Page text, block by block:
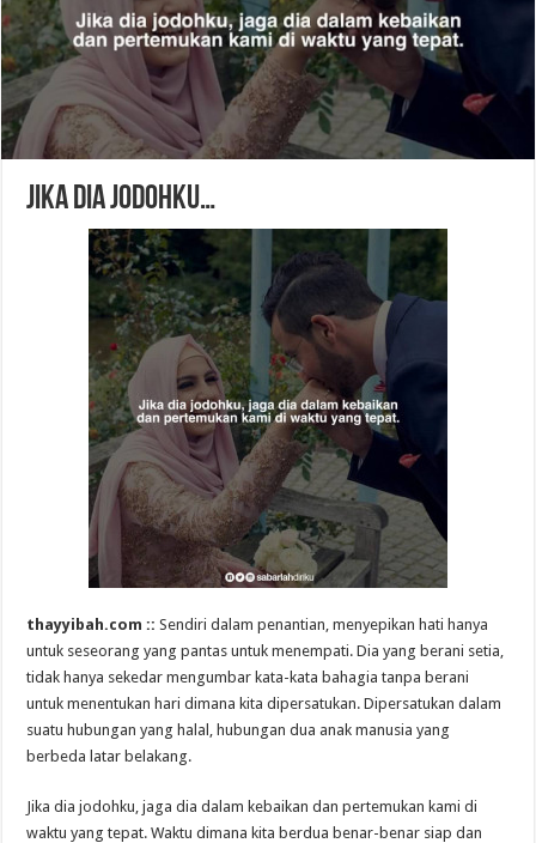
Jika Dia Jodohku…
thayyibah.com ::Sendiri dalam penantian, menyepikan hati hanya
untuk seseorang yang pantas untuk menempati. Dia yang berani setia,
tidak hanya sekedar mengumbar kata-kata bahagia tanpa berani
untuk menentukan hari dimana kita dipersatukan. Dipersatukan dalam
suatu hubungan yang halal, hubungan dua anak manusia yang
berbeda latar belakang.
Jika dia jodohku, jaga dia dalam kebaikan dan pertemukan kami di
waktu yang tepat. Waktu dimana kita berdua benar-benar siap dan